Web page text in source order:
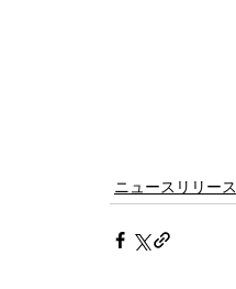
ニュースリリース